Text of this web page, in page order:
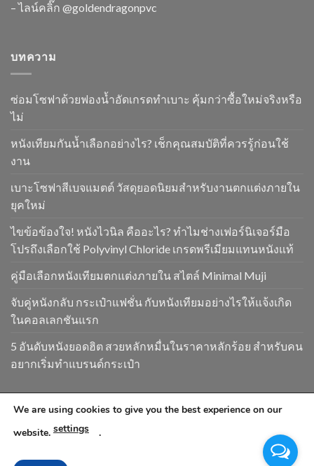
– ไลน์คลิ๊ก @goldendragonpvc
บทความ
ซ่อมโซฟาด้วยฟองน้ำอัดเกรดทำเบาะ คุ้มกว่าซื้อใหม่จริงหรือ
ไม่
หนังเทียมกันน้ำเลือกอย่างไร? เช็กคุณสมบัติที่ควรรู้ก่อนใช้
งาน
เบาะโซฟาสีเบจแมตต์ วัสดุยอดนิยมสำหรับงานตกแต่งภายใน
ยุคใหม่
ไขข้อข้องใจ! หนังไวนิล คืออะไร? ทำไมช่างเฟอร์นิเจอร์มือ
โปรถึงเลือกใช้ Polyvinyl Chloride เกรดพรีเมียมแทนหนังแท้
คู่มือเลือกหนังเทียมตกแต่งภายใน สไตล์ Minimal Muji
จับคู่หนังกลับ กระเป๋าแฟชั่น กับหนังเทียมอย่างไรให้แจ้งเกิด
ในคอลเลกชันแรก
5 อันดับหนังยอดฮิต สวยหลักหมื่นในราคาหลักร้อย สำหรับคน
อยากเริ่มทำแบรนด์กระเป๋า
Copyright 2026 ©www.goldendragonpvc.com . All condition is
subject to Goldendragonpvc policy, reserves the right to
We are using cookies to give you the best experience on our
website. settings .